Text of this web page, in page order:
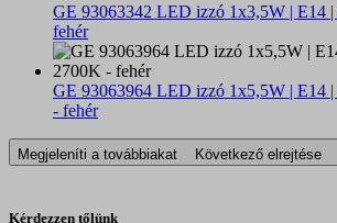
GE 93063342 LED izzó 1x3,5W | E14
fehér
GE 93063964 LED izzó 1x5,5W | E14
- fehér
Megjeleníti a továbbiakat Következő elrejtése
Kérdezzen tőlünk